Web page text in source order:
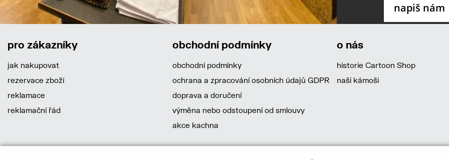
pro zákazníky
jak nakupovat
rezervace zboží
reklamace
reklamační řád
obchodní podmínky
obchodní podmínky
ochrana a zpracování osobních údajů GDPR
doprava a doručení
výměna nebo odstoupení od smlouvy
akce kachna
o nás
historie Cartoon Shop
naši kámoši